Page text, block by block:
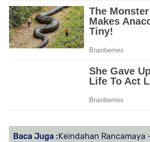
Baca Juga :Keindahan Rancamaya